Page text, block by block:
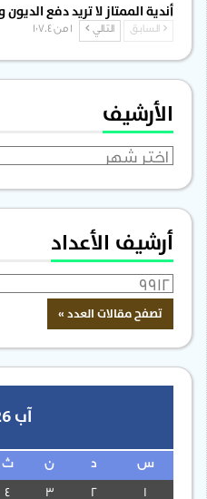
أندية الممتاز لا تريد دفع
السابق التالي
الأرشيف
الأرشيف
أرشيف الأعداد
آب 2026
س ن ث
3